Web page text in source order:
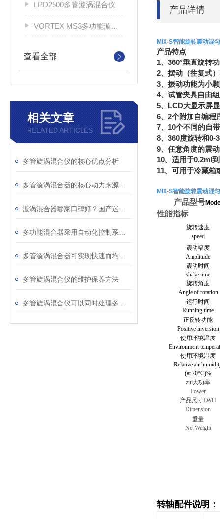
LPD2500多管漩涡混合仪
VORTEX MS3多功能漩涡混合器
查看全部
相关文章
RELATED ARTICLES
多管旋涡混合仪的核心优点分析
多管旋涡混合仪的维护保养方法
产品详情
MIX-S智能旋转震动混
产品特点
1、360°垂直旋转
2、摆动（往复式
3、振动功能为小
4、试管夹具自由
5、LCD大显示屏
6、2个附加自编程
7、10个不同的自
8、360度旋转和0-
9、任意角度的震
10、适用于0.2ml
11、可用于冷藏箱
MIX-S智能旋转震动混
产品型号
性能指标
旋转速度
speed
震动幅度
Amplitude
震动时间
shake time
旋转角度
Angle of rotation
运行时间
Running time
正反转功能
Positive inversion
使用环境温度
Environment
使用环境湿度
Relative air
(at 20°C)%
zui大功率
Power
产品尺寸LWH
Dimension
重量
Net Weight
转轴配件说明：